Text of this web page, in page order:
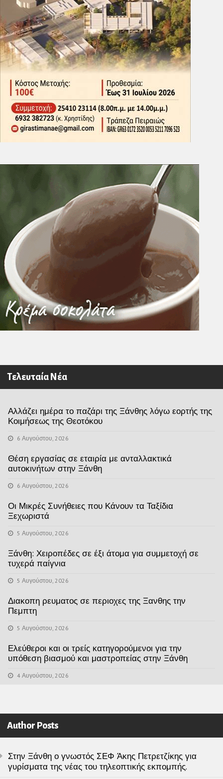
Τελευταία Νέα
Αλλάζει ημέρα το παζάρι της Ξάνθης λόγω εορτής της
Κοιμήσεως της Θεοτόκου
6 Αυγούστου, 2026
Θέση εργασίας σε εταιρία με ανταλλακτικά
αυτοκινήτων στην Ξάνθη
6 Αυγούστου, 2026
Οι Μικρές Συνήθειες που Κάνουν τα Ταξίδια
Ξεχωριστά
5 Αυγούστου, 2026
Ξάνθη: Χειροπέδες σε έξι άτομα για συμμετοχή σε
τυχερά παίγνια
5 Αυγούστου, 2026
Διακοπη ρευματος σε περιοχες της Ξανθης την
Πεμπτη
5 Αυγούστου, 2026
Ελεύθεροι και οι τρείς κατηγορούμενοι για την
υπόθεση βιασμού και μαστροπείας στην Ξάνθη
4 Αυγούστου, 2026
Author Posts
Στην Ξάνθη ο γνωστός ΣΕΦ Άκης Πετρετζίκης για
γυρίσματα της νέας του τηλεοπτικής εκπομπής.